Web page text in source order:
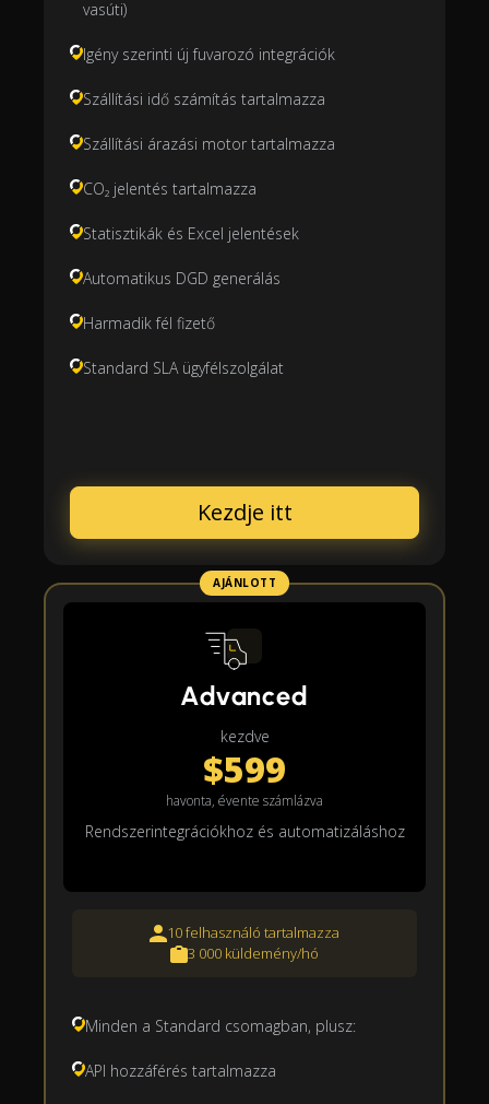
vasúti)
Igény szerinti új fuvarozó integrációk
Szállítási idő számítás tartalmazza
Szállítási árazási motor tartalmazza
CO₂ jelentés tartalmazza
Statisztikák és Excel jelentések
Automatikus DGD generálás
Harmadik fél fizető
Standard SLA ügyfélszolgálat
Kezdje itt
AJÁNLOTT
Advanced
kezdve
$599
havonta, évente számlázva
Rendszerintegrációkhoz és automatizáláshoz
10 felhasználó tartalmazza
3 000 küldemény/hó
Minden a Standard csomagban, plusz:
API hozzáférés tartalmazza